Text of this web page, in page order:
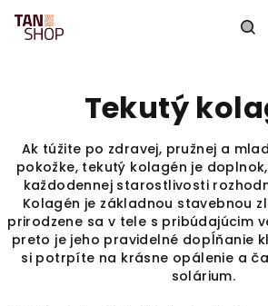
obsah
Tekutý
Ak túžite po zdravej, pružnej a
pokožke, tekutý kolagén je
každodennej starostlivosti
Kolagén je základnou stavebnou
prirodzene sa v tele s pribúdajúcim
preto je jeho pravidelné dopĺňanie
si potrpíte na krásne opálenie a
solárium.